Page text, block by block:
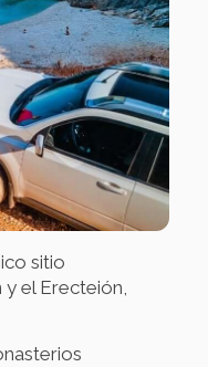
sitio
el Erecteión,